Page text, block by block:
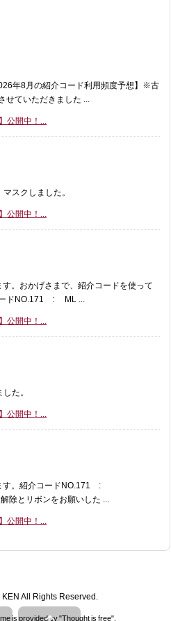
年8月の紹介コード利用頻度予想】※古
せていただきました ...
公開中！...
スクしました。
公開中！...
。おかげさまで、紹介コードを使って
ードNO.171 : ML ...
公開中！...
た。
公開中！...
す。紹介コードNO.171 :
とリボンをお願いした ...
公開中！...
KEN All Rights Reserved.
is provided by "Thought is free".